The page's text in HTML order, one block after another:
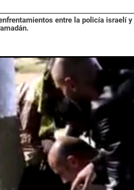
entre la policía israelí y